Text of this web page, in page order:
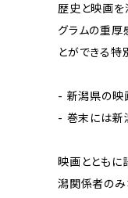
歴史と映画を
グラムの重厚
とができる特
- 新潟県の映
- 巻末には新
映画とともに
潟関係者のみ